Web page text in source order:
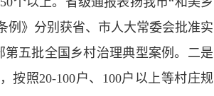
例》分别获省、市人大常委会批准实
第五批全国乡村治理典型案例。二是
按照20-100户、100户以上等村庄规